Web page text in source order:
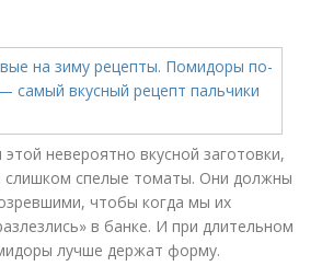
невероятно вкусной заготовки,
слишком спелые томаты. Они должны
чтобы когда мы их
в банке. И при длительном
лучше держат форму.